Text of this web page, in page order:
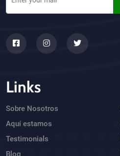
Links
Sobre Nosotros
Aquí estamos
Testimonials
Blog